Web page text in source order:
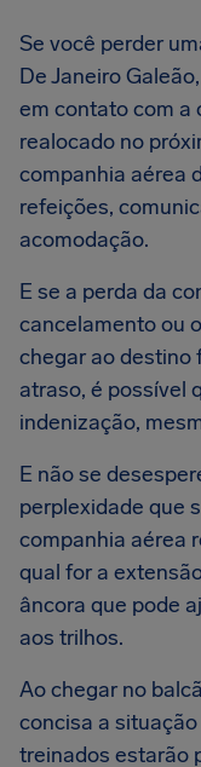
Se você perder
De Janeiro
em contato com a
realocado no
companhia aérea
refeições,
acomodação.
E se a perda da
cancelamento ou
chegar ao destino
atraso, é possível
indenização,
E não se
perplexidade que
companhia aérea
qual for a
âncora que pode
aos trilhos.
Ao chegar no
concisa a
treinados estarão